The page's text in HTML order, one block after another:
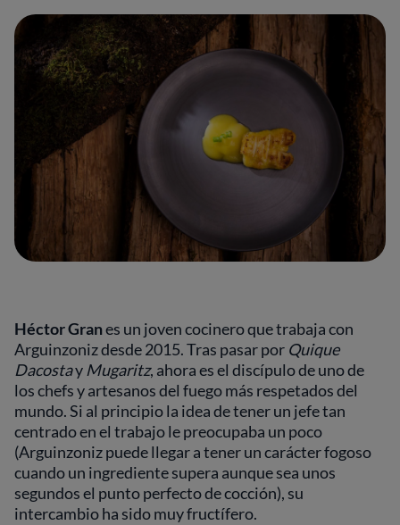
Héctor Granes un joven cocinero que trabaja con
Arguinzoniz desde 2015. Tras pasar por Quique
Dacostay Mugaritz, ahora es el discípulo de uno de
los chefs y artesanos del fuego más respetados del
mundo. Si al principio la idea de tener un jefe tan
centrado en el trabajo le preocupaba un poco
(Arguinzoniz puede llegar a tener un carácter fogoso
cuando un ingrediente supera aunque sea unos
segundos el punto perfecto de cocción), su
intercambio ha sido muy fructífero.